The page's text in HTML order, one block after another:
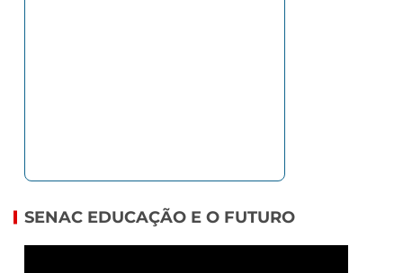
SENAC EDUCAÇÃO E O FUTURO